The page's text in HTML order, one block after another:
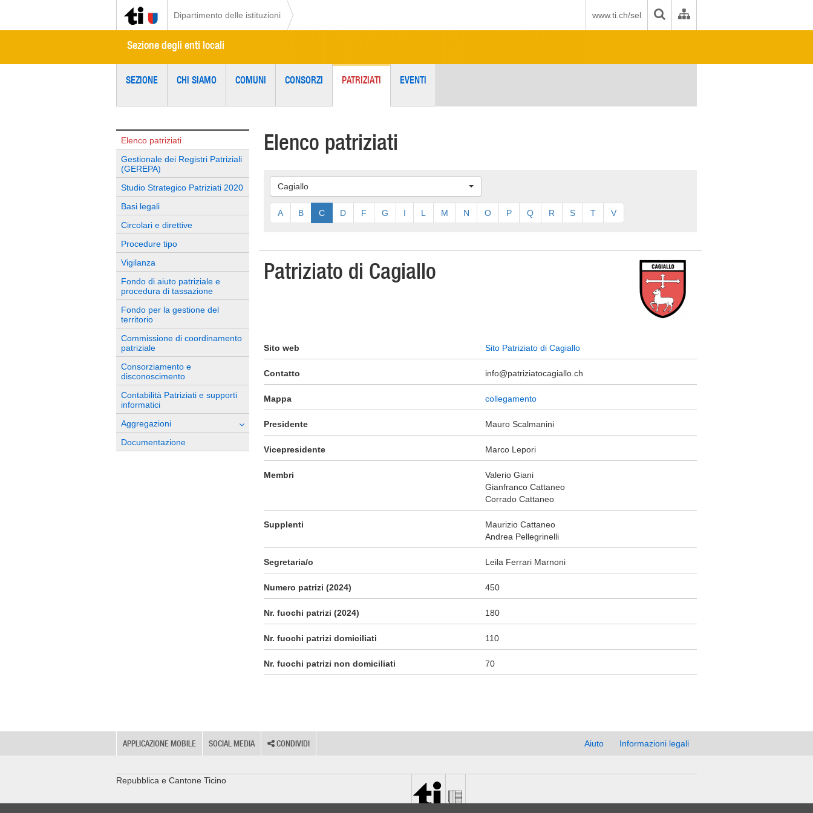
Dipartimento delle istituzioni www.ti.ch/sel
Sezione degli enti locali
SEZIONE CHI SIAMO COMUNI CONSORZI PATRIZIATI EVENTI
Elenco patriziati
Gestionale dei Registri Patriziali
(GEREPA)
Studio Strategico Patriziati 2020
Basi legali
Circolari e direttive
Procedure tipo
Vigilanza
Fondo di aiuto patriziale e
procedura di tassazione
Fondo per la gestione del
territorio
Commissione di coordinamento
patriziale
Consorziamento e
disconoscimento
Contabilità Patriziati e supporti
informatici
Aggregazioni
Documentazione
Elenco patriziati
Cagiallo
A B C D F G I L M N O P Q R S T V
Patriziato di Cagiallo
Sito web Sito Patriziato di Cagiallo
Contatto info@patriziatocagiallo.ch
Mappa collegamento
Presidente Mauro Scalmanini
Vicepresidente Marco Lepori
Membri
Valerio Giani
Gianfranco Cattaneo
Corrado Cattaneo
Supplenti
Maurizio Cattaneo
Andrea Pellegrinelli
Segretaria/o Leila Ferrari Marnoni
Numero patrizi (2024) 450
Nr. fuochi patrizi (2024) 180
Nr. fuochi patrizi domiciliati 110
Nr. fuochi patrizi non domiciliati 70
APPLICAZIONE MOBILE SOCIAL MEDIA CONDIVIDI Aiuto Informazioni legali
Repubblica e Cantone Ticino